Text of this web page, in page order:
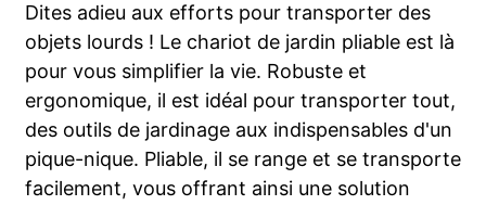
Dites adieu aux efforts pour transporter des
objets lourds ! Le chariot de jardin pliable est là
pour vous simplifier la vie. Robuste et
ergonomique, il est idéal pour transporter tout,
des outils de jardinage aux indispensables d'un
pique-nique. Pliable, il se range et se transporte
facilement, vous offrant ainsi une solution